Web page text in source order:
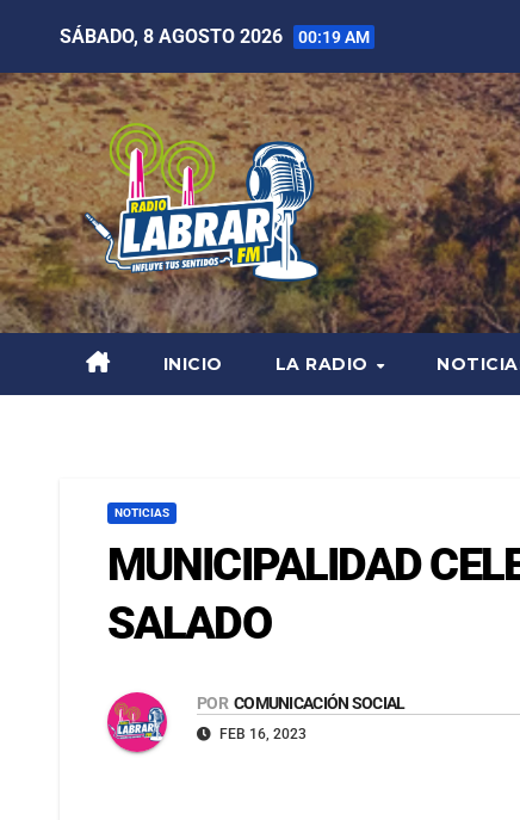
SÁBADO, 8 AGOSTO 2026 00:19 AM
INICIO LA RADIO
NOTICIAS
MUNICIPALIDAD
SALADO
POR COMUNICACIÓN SOCIAL
FEB 16, 2023